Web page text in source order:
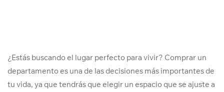
¿Estás buscando el lugar perfecto para vivir? Comprar un
departamento es una de las decisiones más importantes de
tu vida, ya que tendrás que elegir un espacio que se ajuste a